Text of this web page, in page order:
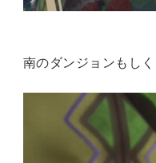
南のダンジョンもし